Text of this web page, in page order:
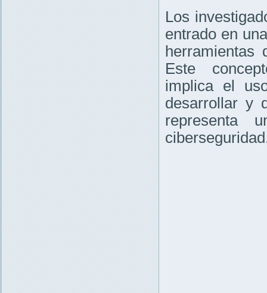
Los
entrado en
Este
implica el
desarrollar y
representa